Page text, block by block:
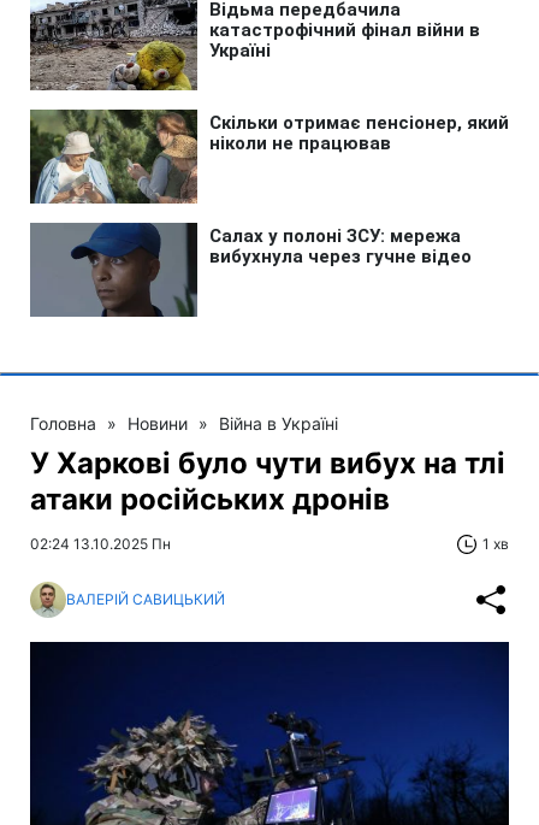
Головна » Новини » Війна в Україні
У Харкові було чути вибух на тлі
атаки російських дронів
02:24 13.10.2025 Пн 1 хв
ВАЛЕРІЙ САВИЦЬКИЙ